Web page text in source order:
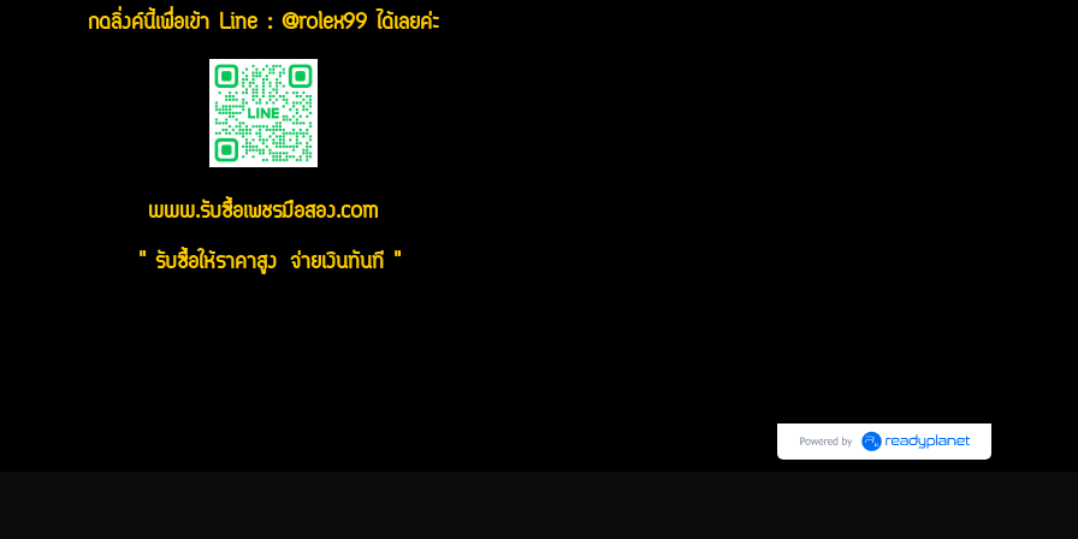
กดลิ่งค์นี้เพื่อเข้า Line : @rolex99 ได้เลยค่ะ
www.รับซื้อเพชรมือสอง.com
" รับซื้อให้ราคาสูง จ่ายเงินทันที "